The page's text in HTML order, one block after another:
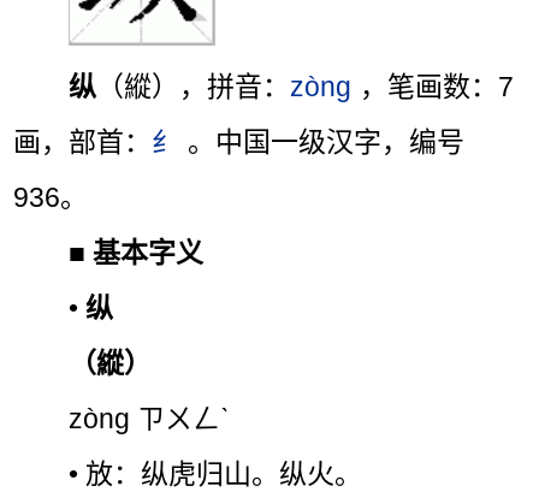
纵 （縱），拼音： zòng ，笔画数：7
画，部首： 纟
。中国一级汉字，编号
936。
■基本字义
•纵
（縱）
zòng ㄗㄨㄥˋ
• 放：纵虎归山。纵火。